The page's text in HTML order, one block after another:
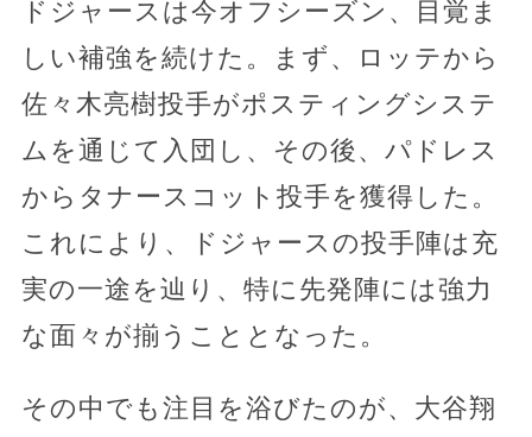
ドジャースは今オフシーズン、目覚ま
しい補強を続けた。まず、ロッテから
佐々木亮樹投手がポスティングシステ
ムを通じて入団し、その後、パドレス
からタナースコット投手を獲得した。
これにより、ドジャースの投手陣は充
実の一途を辿り、特に先発陣には強力
な面々が揃うこととなった。
その中でも注目を浴びたのが、大谷翔